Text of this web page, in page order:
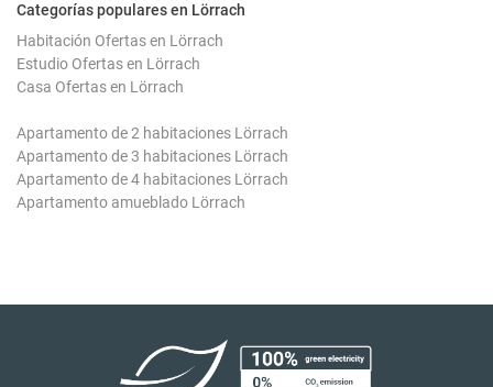
Categorías populares en Lörrach
Habitación Ofertas en Lörrach
Estudio Ofertas en Lörrach
Casa Ofertas en Lörrach
Apartamento de 2 habitaciones Lörrach
Apartamento de 3 habitaciones Lörrach
Apartamento de 4 habitaciones Lörrach
Apartamento amueblado Lörrach